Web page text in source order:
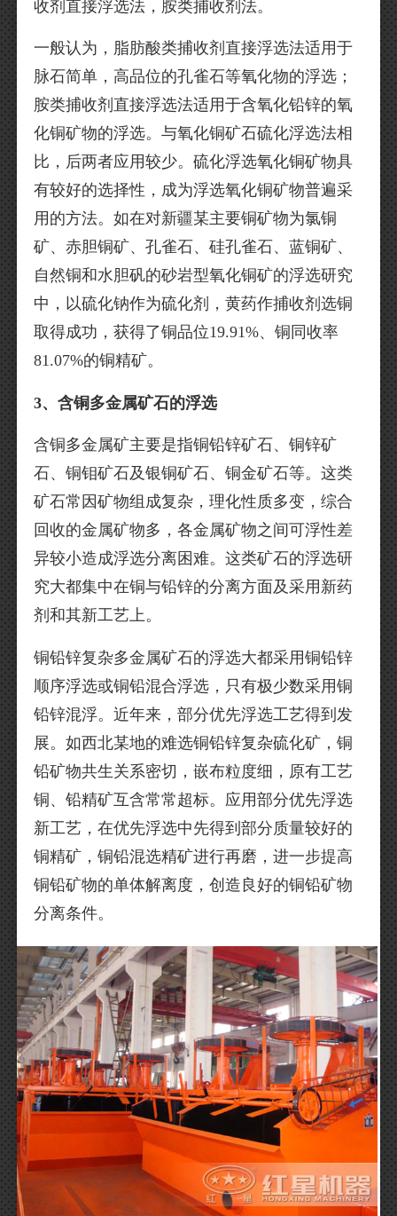
收剂直接浮选法，胺类捕收剂法。
一般认为，脂肪酸类捕收剂直接浮选法适用于
脉石简单，高品位的孔雀石等氧化物的浮选；
胺类捕收剂直接浮选法适用于含氧化铅锌的氧
化铜矿物的浮选。与氧化铜矿石硫化浮选法相
比，后两者应用较少。硫化浮选氧化铜矿物具
有较好的选择性，成为浮选氧化铜矿物普遍采
用的方法。如在对新疆某主要铜矿物为氯铜
矿、赤胆铜矿、孔雀石、硅孔雀石、蓝铜矿、
自然铜和水胆矾的砂岩型氧化铜矿的浮选研究
中，以硫化钠作为硫化剂，黄药作捕收剂选铜
取得成功，获得了铜品位19.91%、铜同收率
81.07%的铜精矿。
3、含铜多金属矿石的浮选
含铜多金属矿主要是指铜铅锌矿石、铜锌矿
石、铜钼矿石及银铜矿石、铜金矿石等。这类
矿石常因矿物组成复杂，理化性质多变，综合
回收的金属矿物多，各金属矿物之间可浮性差
异较小造成浮选分离困难。这类矿石的浮选研
究大都集中在铜与铅锌的分离方面及采用新药
剂和其新工艺上。
铜铅锌复杂多金属矿石的浮选大都采用铜铅锌
顺序浮选或铜铅混合浮选，只有极少数采用铜
铅锌混浮。近年来，部分优先浮选工艺得到发
展。如西北某地的难选铜铅锌复杂硫化矿，铜
铅矿物共生关系密切，嵌布粒度细，原有工艺
铜、铅精矿互含常常超标。应用部分优先浮选
新工艺，在优先浮选中先得到部分质量较好的
铜精矿，铜铅混选精矿进行再磨，进一步提高
铜铅矿物的单体解离度，创造良好的铜铅矿物
分离条件。